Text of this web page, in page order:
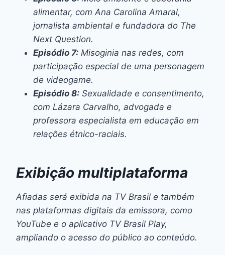
alimentar, com Ana Carolina Amaral,
jornalista ambiental e fundadora do The
Next Question.
Episódio 7: Misoginia nas redes, com
participação especial de uma personagem
de videogame.
Episódio 8: Sexualidade e consentimento,
com Lázara Carvalho, advogada e
professora especialista em educação em
relações étnico-raciais.
Exibição multiplataforma
Afiadas será exibida na TV Brasil e também
nas plataformas digitais da emissora, como
YouTube e o aplicativo TV Brasil Play,
ampliando o acesso do público ao conteúdo.